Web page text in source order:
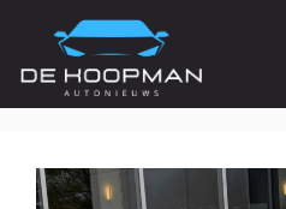
de
inhoud